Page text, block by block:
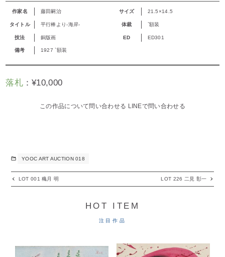
作家名 藤田嗣治 サイズ 21.5×14.5
タイトル 平行棒より-海岸- 体裁 `額装
技法 銅版画 ED ED301
備考 1927 `額装
落札：¥10,000
この作品について問い合わせる LINEで問い合わせる
YOOC ART AUCTION 018
LOT 001 穐月 明 LOT 226 二見 彰一
HOT ITEM
注目作品